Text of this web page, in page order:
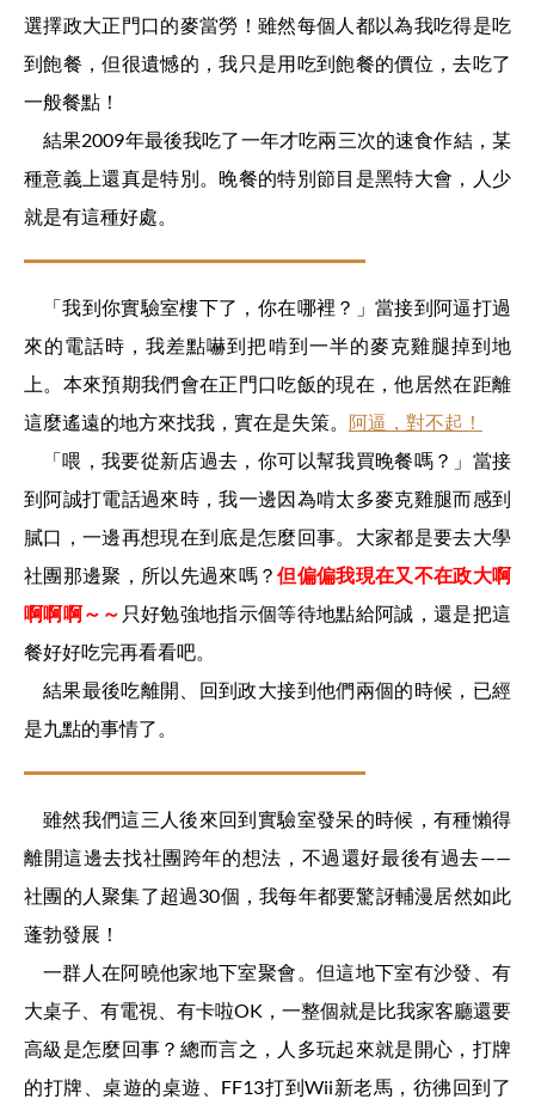
選擇政大正門口的麥當勞！雖然每個人都以為我吃得是吃
到飽餐，但很遺憾的，我只是用吃到飽餐的價位，去吃了
一般餐點！
結果2009年最後我吃了一年才吃兩三次的速食作結，某
種意義上還真是特別。晚餐的特別節目是黑特大會，人少
就是有這種好處。
「我到你實驗室樓下了，你在哪裡？」當接到阿逼打過
來的電話時，我差點嚇到把啃到一半的麥克雞腿掉到地
上。本來預期我們會在正門口吃飯的現在，他居然在距離
這麼遙遠的地方來找我，實在是失策。 阿逼，對不起！
「喂，我要從新店過去，你可以幫我買晚餐嗎？」當接
到阿誠打電話過來時，我一邊因為啃太多麥克雞腿而感到
膩口，一邊再想現在到底是怎麼回事。大家都是要去大學
社團那邊聚，所以先過來嗎？但偏偏我現在又不在政大啊
啊啊啊～～ 只好勉強地指示個等待地點給阿誠，還是把這
餐好好吃完再看看吧。
結果最後吃離開、回到政大接到他們兩個的時候，已經
是九點的事情了。
雖然我們這三人後來回到實驗室發呆的時候，有種懶得
離開這邊去找社團跨年的想法，不過還好最後有過去——
社團的人聚集了超過30個，我每年都要驚訝輔漫居然如此
蓬勃發展！
一群人在阿曉他家地下室聚會。但這地下室有沙發、有
大桌子、有電視、有卡啦OK，一整個就是比我家客廳還要
高級是怎麼回事？總而言之，人多玩起來就是開心，打牌
的打牌、桌遊的桌遊、FF13打到Wii新老馬，彷彿回到了